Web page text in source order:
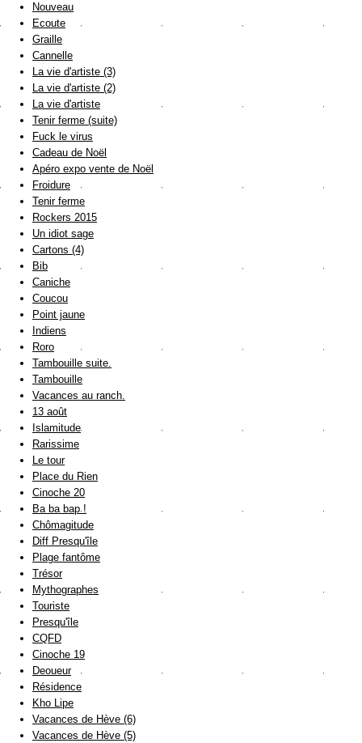
Nouveau
Ecoute
Graille
Cannelle
La vie d'artiste (3)
La vie d'artiste (2)
La vie d'artiste
Tenir ferme (suite)
Fuck le virus
Cadeau de Noël
Apéro expo vente de Noël
Froidure
Tenir ferme
Rockers 2015
Un idiot sage
Cartons (4)
Bib
Caniche
Coucou
Point jaune
Indiens
Roro
Tambouille suite.
Tambouille
Vacances au ranch.
13 août
Islamitude
Rarissime
Le tour
Place du Rien
Cinoche 20
Ba ba bap !
Chômagitude
Diff Presqu'île
Plage fantôme
Trésor
Mythographes
Touriste
Presqu'île
CQFD
Cinoche 19
Deoueur
Résidence
Kho Lipe
Vacances de Hève (6)
Vacances de Hève (5)